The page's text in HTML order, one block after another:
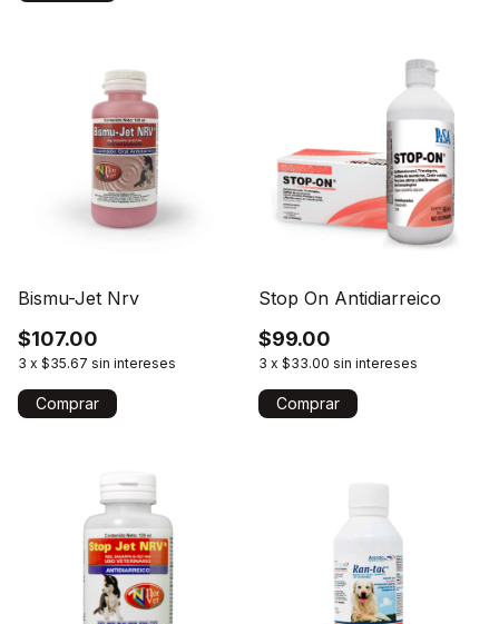
Bismu-Jet Nrv
$107.00
3 x $35.67 sin intereses
Stop On Antidiarreico
$99.00
3 x $33.00 sin intereses
Comprar